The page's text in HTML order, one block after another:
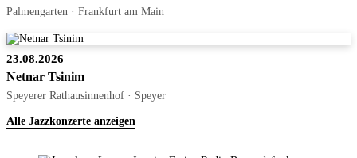
Palmengarten · Frankfurt am Main
23.08.2026
Netnar Tsinim
Speyerer Rathausinnenhof · Speyer
Alle Jazzkonzerte anzeigen